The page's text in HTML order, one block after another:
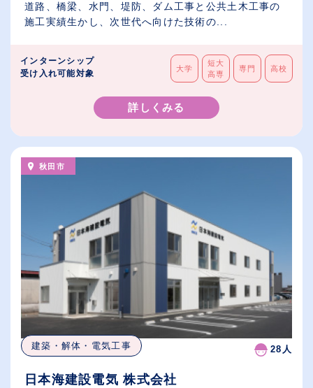
道路、橋梁、水門、堤防、ダム工事と公共土木工事の
施工実績生かし、次世代へ向けた技術の...
インターンシップ
受け入れ可能対象
大学
短大
高専
専門 高校
詳しくみる
秋田市
建築・解体・電気工事 28人
日本海建設電気 株式会社